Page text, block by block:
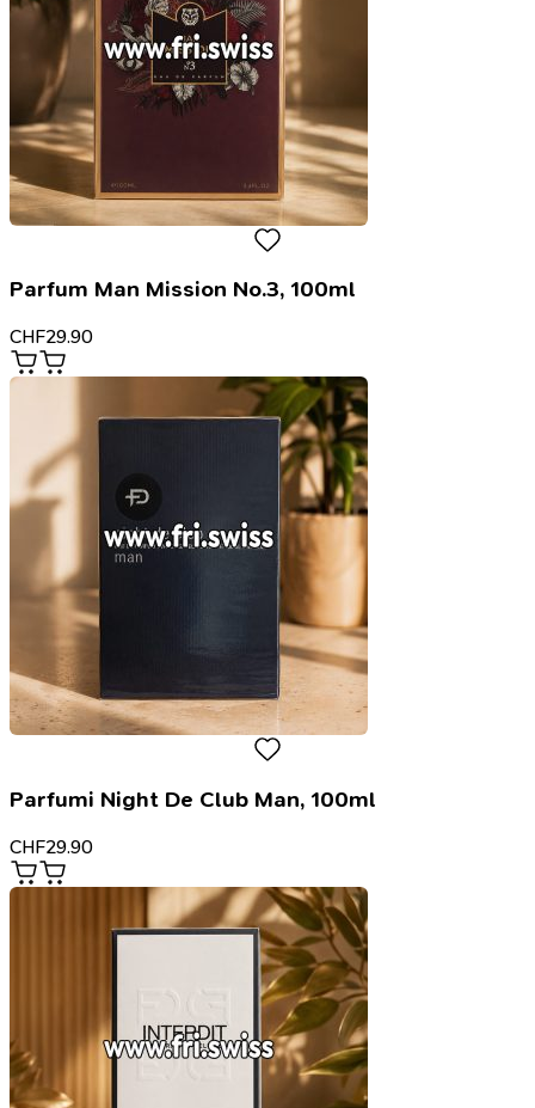
Parfum Man Mission No.3, 100ml
CHF29.90
Parfumi Night De Club Man, 100ml
CHF29.90